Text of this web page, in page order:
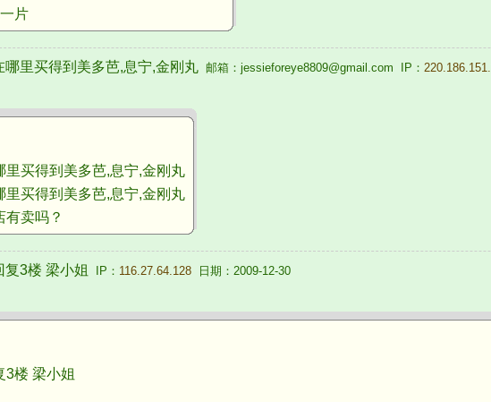
片
哪里买得到美多芭,息宁,金刚丸 邮箱：jessieforeye8809@gmail.com IP：
买得到美多芭,息宁,金刚丸
买得到美多芭,息宁,金刚丸
卖吗？
复3楼 梁小姐 IP： 116.27.64.128 日期：2009-12-30
梁小姐